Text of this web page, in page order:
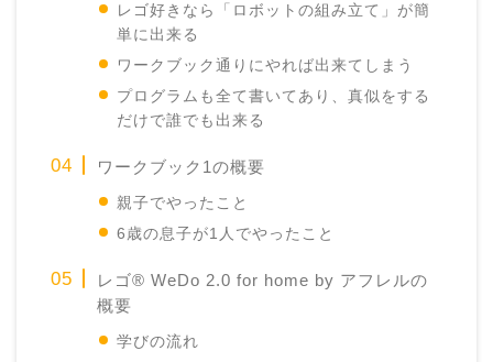
レゴ好きなら「ロボットの組み立て」が簡
単に出来る
ワークブック通りにやれば出来てしまう
プログラムも全て書いてあり、真似をする
だけで誰でも出来る
ワークブック1の概要
親子でやったこと
6歳の息子が1人でやったこと
レゴ® WeDo 2.0 for home by アフレルの
概要
学びの流れ